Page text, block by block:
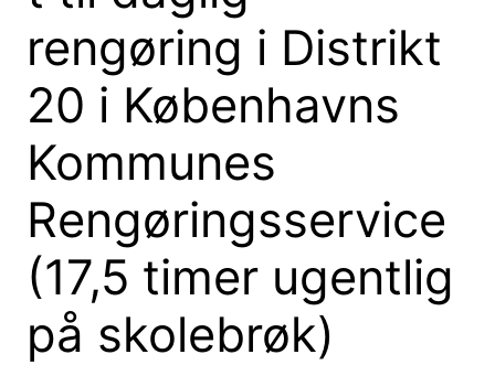
rengøring i Distrikt
20 i Københavns
Kommunes
Rengøringsservice
(17,5 timer ugentlig
på skolebrøk)